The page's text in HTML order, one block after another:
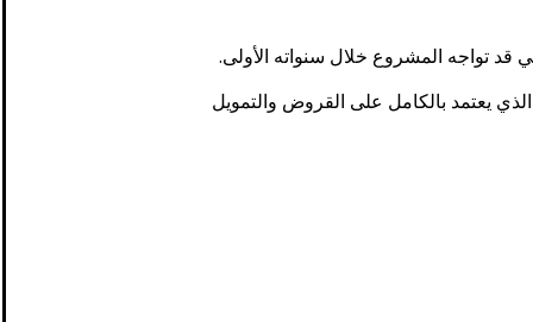
قد تواجه المشروع خلال سنواته الأولى.
يعتمد بالكامل على القروض والتمويل